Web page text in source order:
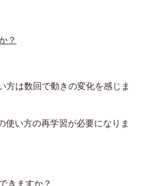
？
方は数回で動きの変化を感じま
使い方の再学習が必要になりま
きますか？